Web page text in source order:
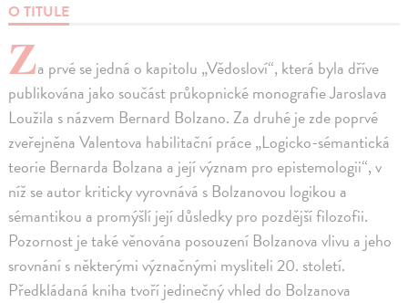
O TITULE
Za prvé se jedná o kapitolu „Vědosloví“, která byla dříve
publikována jako součást průkopnické monografie Jaroslava
Loužila s názvem Bernard Bolzano. Za druhé je zde poprvé
zveřejněna Valentova habilitační práce „Logicko-sémantická
teorie Bernarda Bolzana a její význam pro epistemologii“, v
níž se autor kriticky vyrovnává s Bolzanovou logikou a
sémantikou a promýšlí její důsledky pro pozdější filozofii.
Pozornost je také věnována posouzení Bolzanova vlivu a jeho
srovnání s některými význačnými mysliteli 20. století.
Předkládaná kniha tvoří jedinečný vhled do Bolzanova